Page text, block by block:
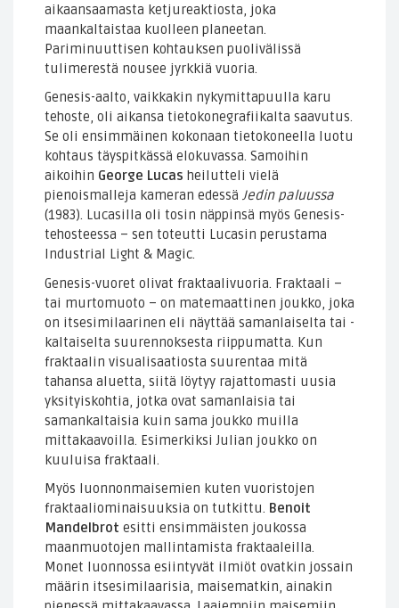
aikaansaamasta ketjureaktiosta, joka
maankaltaistaa kuolleen planeetan.
Pariminuuttisen kohtauksen puolivälissä
tulimerestä nousee jyrkkiä vuoria.
Genesis-aalto, vaikkakin nykymittapuulla karu
tehoste, oli aikansa tietokonegrafiikalta saavutus.
Se oli ensimmäinen kokonaan tietokoneella luotu
kohtaus täyspitkässä elokuvassa. Samoihin
aikoihin George Lucas heilutteli vielä
pienoismalleja kameran edessä Jedin paluussa
(1983). Lucasilla oli tosin näppinsä myös Genesis-
tehosteessa – sen toteutti Lucasin perustama
Industrial Light & Magic.
Genesis-vuoret olivat fraktaalivuoria. Fraktaali –
tai murtomuoto – on matemaattinen joukko, joka
on itsesimilaarinen eli näyttää samanlaiselta tai -
kaltaiselta suurennoksesta riippumatta. Kun
fraktaalin visualisaatiosta suurentaa mitä
tahansa aluetta, siitä löytyy rajattomasti uusia
yksityiskohtia, jotka ovat samanlaisia tai
samankaltaisia kuin sama joukko muilla
mittakaavoilla. Esimerkiksi Julian joukko on
kuuluisa fraktaali.
Myös luonnonmaisemien kuten vuoristojen
fraktaaliominaisuuksia on tutkittu. Benoit
Mandelbrot esitti ensimmäisten joukossa
maanmuotojen mallintamista fraktaaleilla.
Monet luonnossa esiintyvät ilmiöt ovatkin jossain
määrin itsesimilaarisia, maisematkin, ainakin